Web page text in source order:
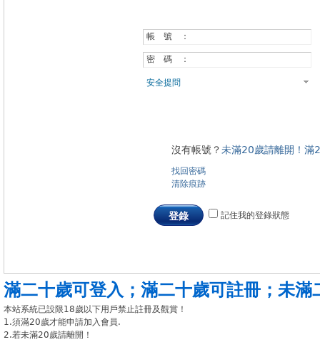
帳 號 ：
密 碼 ：
安全提問
沒有帳號？未滿20歲請離開！滿
找回密碼
清除痕跡
登錄 記住我的登錄狀態
滿二十歲可登入 ； 滿二十歲可註冊 ； 未滿
本站系統已設限18歲以下用戶禁止註冊及觀賞！
1.須滿20歲才能申請加入會員.
2.若未滿20歲請離開！